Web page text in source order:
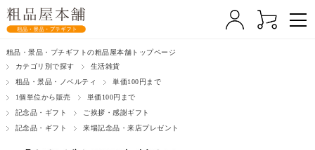
粗品・景品・プチギフトの粗品屋本舗トップページ
カテゴリ別で探す
生活雑貨
粗品・景品・ノベルティ
単価100円まで
1個単位から販売
単価100円まで
記念品・ギフト
ご挨拶・感謝ギフト
記念品・ギフト
来場記念品・来店プレゼント